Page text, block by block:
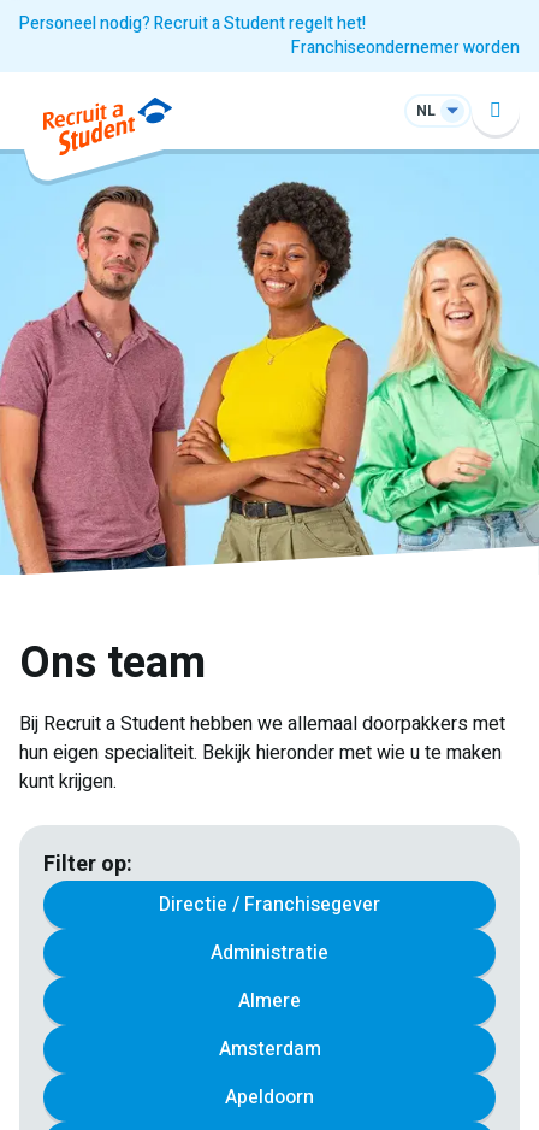
Personeel nodig? Recruit a Student regelt het!
Franchiseondernemer worden
NL
Ons team
Bij Recruit a Student hebben we allemaal doorpakkers met
hun eigen specialiteit. Bekijk hieronder met wie u te maken
kunt krijgen.
Filter op:
Directie / Franchisegever
Administratie
Almere
Amsterdam
Apeldoorn